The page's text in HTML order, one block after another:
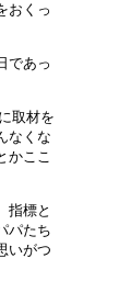
おくっ
であっ
取材を
なくな
かここ
指標と
パたち
いがつ